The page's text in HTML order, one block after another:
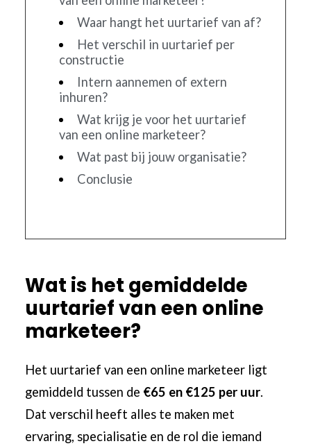
Waar hangt het uurtarief van af?
Het verschil in uurtarief per
constructie
Intern aannemen of extern
inhuren?
Wat krijg je voor het uurtarief
van een online marketeer?
Wat past bij jouw organisatie?
Conclusie
Wat is het gemiddelde
uurtarief van een online
marketeer?
Het uurtarief van een online marketeer ligt
gemiddeld tussen de €65 en €125 per uur.
Dat verschil heeft alles te maken met
ervaring, specialisatie en de rol die iemand